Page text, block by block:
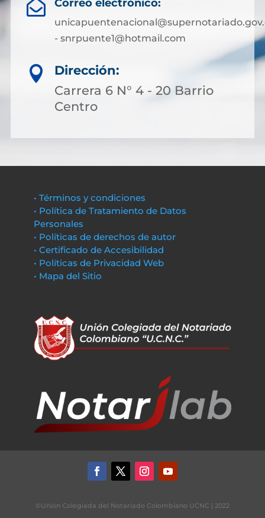
 Correo electrónico:
- snrpuente1@hotmail.com

Dirección:
Carrera 6 N° 4 - 20 Barrio
Centro
• Términos y condiciones
• Política de Tratamiento de Datos
Personales
• Políticas de derechos de autor
• Certificado de Accesibilidad
• Políticas de Privacidad Web
• Mapa del Sitio
©Unión Colegiada del Notariado Colombiano UCNC | 2022